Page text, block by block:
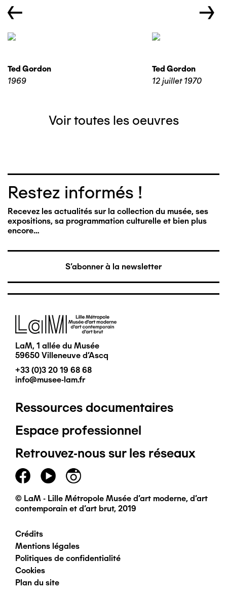
← →
Ted Gordon
1969
Ted Gordon
12 juillet 1970
Voir toutes les oeuvres
Restez informés !
Recevez les actualités sur la collection du musée, ses
expositions, sa programmation culturelle et bien plus
encore…
S'abonner à la newsletter
Image
LaM, 1 allée du Musée
59650 Villeneuve d'Ascq
+33 (0)3 20 19 68 68
info@musee-lam.fr
Pied
de
page
principal
Ressources documentaires
Espace professionnel
Retrouvez-nous sur les réseaux
© LaM - Lille Métropole Musée d'art moderne, d'art
contemporain et d'art brut, 2019
Pied
de
Crédits
Mentions légales
Politiques de confidentialité
Cookies
Plan du site